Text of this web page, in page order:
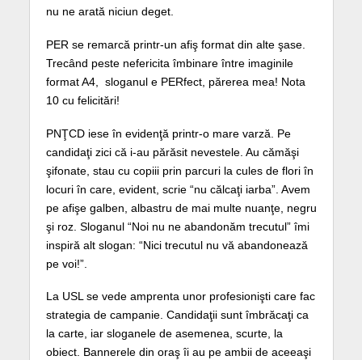
nu ne arată niciun deget.
PER se remarcă printr-un afiş format din alte şase.
Trecând peste nefericita îmbinare între imaginile
format A4, sloganul e PERfect, părerea mea! Nota
10 cu felicitări!
PNŢCD iese în evidenţă printr-o mare varză. Pe
candidaţi zici că i-au părăsit nevestele. Au cămăşi
şifonate, stau cu copiii prin parcuri la cules de flori în
locuri în care, evident, scrie “nu călcaţi iarba”. Avem
pe afişe galben, albastru de mai multe nuanţe, negru
şi roz. Sloganul “Noi nu ne abandonăm trecutul” îmi
inspiră alt slogan: “Nici trecutul nu vă abandonează
pe voi!”.
La USL se vede amprenta unor profesionişti care fac
strategia de campanie. Candidaţii sunt îmbrăcaţi ca
la carte, iar sloganele de asemenea, scurte, la
obiect. Bannerele din oraş îi au pe ambii de aceeaşi